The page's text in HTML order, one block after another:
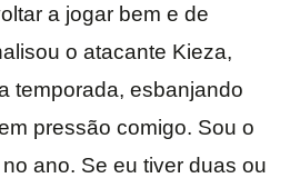
a jogar bem e de
o atacante Kieza,
temporada, esbanjando
pressão comigo. Sou o
ano. Se eu tiver duas ou